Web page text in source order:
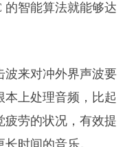
的智能算法就能够达
波来对冲外界声波要
本上处理音频，比起
疲劳的状况，有效提
时间的音乐。